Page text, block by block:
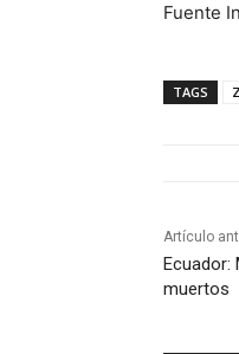
Fuente
TAGS
Artículo
Ecuador:
muertos